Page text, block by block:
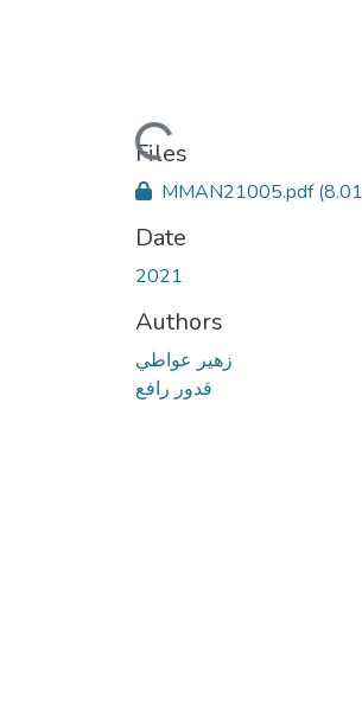
Loading...
Files
MMAN21005.pdf
Date
2021
Authors
زهير عواطي
قدور رافع